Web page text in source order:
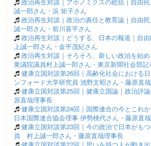
誠一郎さん・浜 矩子さん
政治再生対談｜政治の責任と教育論｜自由
誠一郎さん・前川喜平さん
政治再生対談｜どうする、日本の報道｜自
上誠一郎さん・金平茂紀さん
政治再生対談｜そろそろ、新しい政治を始
衆議院議員村上誠一郎さん・東京新聞社会部
健康立国対談第26回｜高齢化社会における
ンフォード大学研究員 池野文昭さん・藤原直
健康立国対談第25回｜健康立国論｜政治評
原直哉理事長
健康立国対談第24回｜国際連合の今とこれ
日本国際連合協会理事 伊勢桃代さん・藤原直
健康立国対談第23回｜今の政治で日本がも
員 村上誠一郎さん・藤原直哉理事長